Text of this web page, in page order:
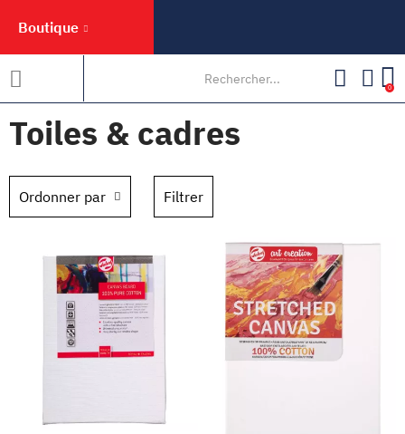
Boutique
0
Toiles & cadres
Ordonner par Filtrer